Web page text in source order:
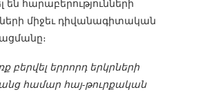
հարաբերությունների
միջեւ դիվանագիտական
բերվել երրորդ երկրների
համար հայ-թուրքական